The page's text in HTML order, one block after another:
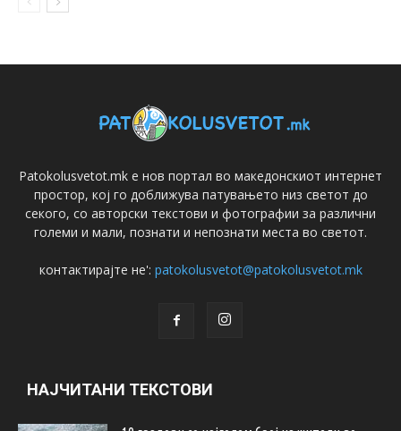
Patokolusvetot.mk е нов портал во македонскиот интернет
простор, кој го доближува патувањето низ светот до
секого, со авторски текстови и фотографии за различни
големи и мали, познати и непознати места во светот.
контактирајте не': patokolusvetot@patokolusvetot.mk
НАЈЧИТАНИ ТЕКСТОВИ